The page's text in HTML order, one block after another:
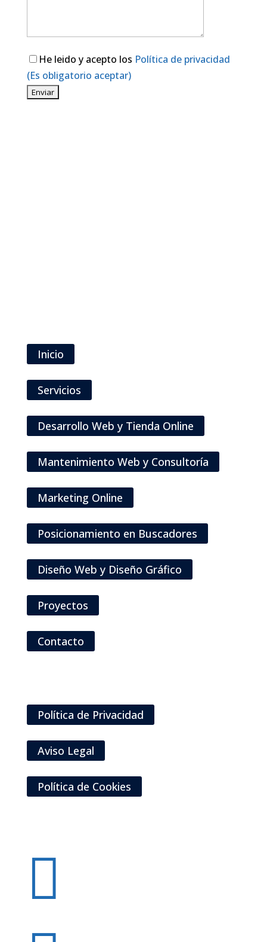
He leido y acepto los Política de privacidad
(Es obligatorio aceptar)
Inicio
Servicios
Desarrollo Web y Tienda Online
Mantenimiento Web y Consultoría
Marketing Online
Posicionamiento en Buscadores
Diseño Web y Diseño Gráfico
Proyectos
Contacto
Política de Privacidad
Aviso Legal
Política de Cookies
